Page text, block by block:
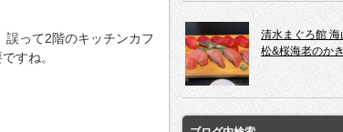
誤って2階のキッチンカフ
すね。
清水まぐろ館 海
松&桜海老のか